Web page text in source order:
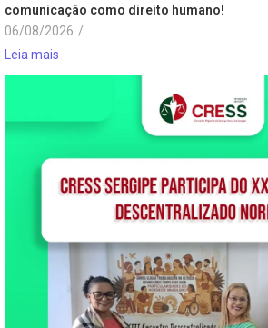
comunicação como direito humano!
06/08/2026 /
Leia mais